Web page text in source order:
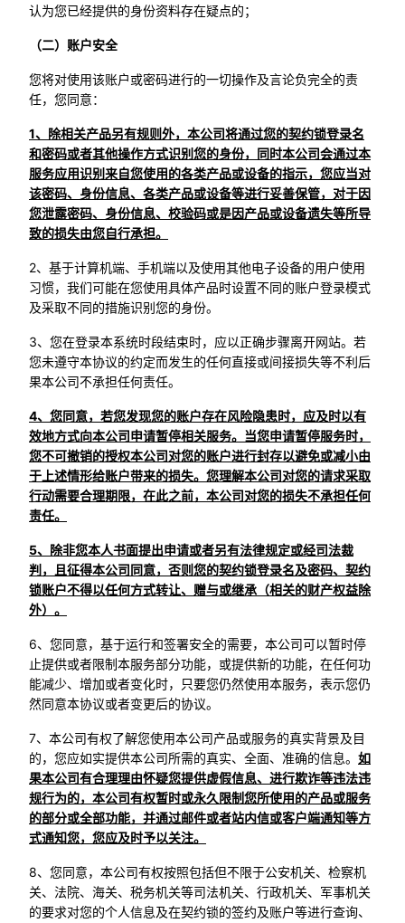
认为您已经提供的身份资料存在疑点的；
（二）账户安全
您将对使用该账户或密码进行的一切操作及言论负完全的责
任，您同意：
1、除相关产品另有规则外，本公司将通过您的契约锁登录名
和密码或者其他操作方式识别您的身份，同时本公司会通过本
服务应用识别来自您使用的各类产品或设备的指示，您应当对
该密码、身份信息、各类产品或设备等进行妥善保管，对于因
您泄露密码、身份信息、校验码或是因产品或设备遗失等所导
致的损失由您自行承担。
2、基于计算机端、手机端以及使用其他电子设备的用户使用
习惯，我们可能在您使用具体产品时设置不同的账户登录模式
及采取不同的措施识别您的身份。
3、您在登录本系统时段结束时，应以正确步骤离开网站。若
您未遵守本协议的约定而发生的任何直接或间接损失等不利后
果本公司不承担任何责任。
4、您同意，若您发现您的账户存在风险隐患时，应及时以有
效地方式向本公司申请暂停相关服务。当您申请暂停服务时，
您不可撤销的授权本公司对您的账户进行封存以避免或减小由
于上述情形给账户带来的损失。您理解本公司对您的请求采取
行动需要合理期限，在此之前，本公司对您的损失不承担任何
责任。
5、除非您本人书面提出申请或者另有法律规定或经司法裁
判，且征得本公司同意，否则您的契约锁登录名及密码、契约
锁账户不得以任何方式转让、赠与或继承（相关的财产权益除
外）。
6、您同意，基于运行和签署安全的需要，本公司可以暂时停
止提供或者限制本服务部分功能，或提供新的功能，在任何功
能减少、增加或者变化时，只要您仍然使用本服务，表示您仍
然同意本协议或者变更后的协议。
7、本公司有权了解您使用本公司产品或服务的真实背景及目
的，您应如实提供本公司所需的真实、全面、准确的信息。 如
果本公司有合理理由怀疑您提供虚假信息、进行欺诈等违法违
规行为的，本公司有权暂时或永久限制您所使用的产品或服务
的部分或全部功能，并通过邮件或者站内信或客户端通知等方
式通知您，您应及时予以关注。
8、您同意，本公司有权按照包括但不限于公安机关、检察机
关、法院、海关、税务机关等司法机关、行政机关、军事机关
的要求对您的个人信息及在契约锁的签约及账户等进行查询、